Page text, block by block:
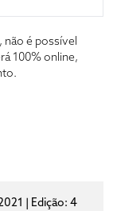
não é possível
100% online,
| Edição: 4